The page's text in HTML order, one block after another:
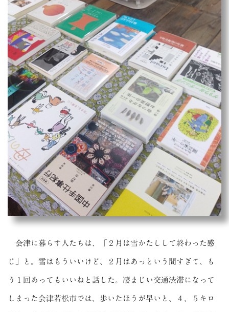
会津に暮らす人たちは、「２月は雪かたしして終わった感
じ」と。雪はもういいけど、２月はあっという間すぎて、も
う１回あってもいいねと話した。凄まじい交通渋滞になって
しまった会津若松市では、歩いたほうが早いと、４，５キロ